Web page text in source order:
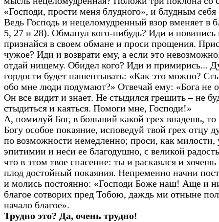
«Господи, прости меня блудного», и блудным себя
Ведь Господь и нецеломудренный взор вменяет в
5, 27 и 28). Обманул кого-нибудь? Иди и
признайся в своем обмане и проси прощения.
чужое? Иди и возврати ему, а если это
отдай нищему. Обидел кого? Иди и примирись...
гордости будет нашептывать: «Как это можно?
обо мне люди подумают?» Отвечай ему: «Бога не
Он все видит и знает. Не стыдился грешить – не
стыдиться и каяться. Помоги мне, Господи!»
А, помилуй Бог, в больший какой грех впадешь, то
Богу особое покаяние, исповедуй твой грех отцу
по возможности немедленно; проси, как милости,
эпитимии и неси ее благодушно, с великой
что в этом твое спасение: ты и раскаялся и хочешь
плод достойный покаяния. Непременно начни
и молись постоянно: «Господи Боже наш! Аще и
благое сотворих пред Тобою, даждь ми отныне
начало благое».
Трудно это? Да, очень трудно!